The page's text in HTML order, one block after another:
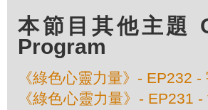
本節目其他主題
Program
《綠色心靈力量》- EP232
《綠色心靈力量》- EP231